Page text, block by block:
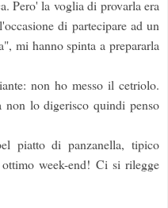
Pero' la voglia di provarla era
di partecipare ad un
mi hanno spinta a prepararla
non ho messo il cetriolo.
lo digerisco quindi penso
piatto di panzanella, tipico
week-end! Ci si rilegge